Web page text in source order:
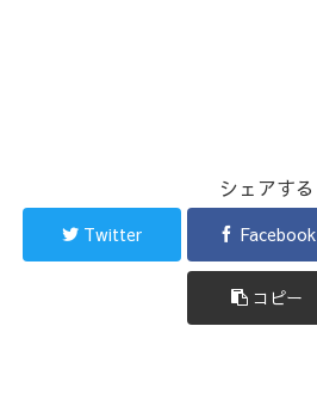
シェアする
Twitter Facebook
コピー